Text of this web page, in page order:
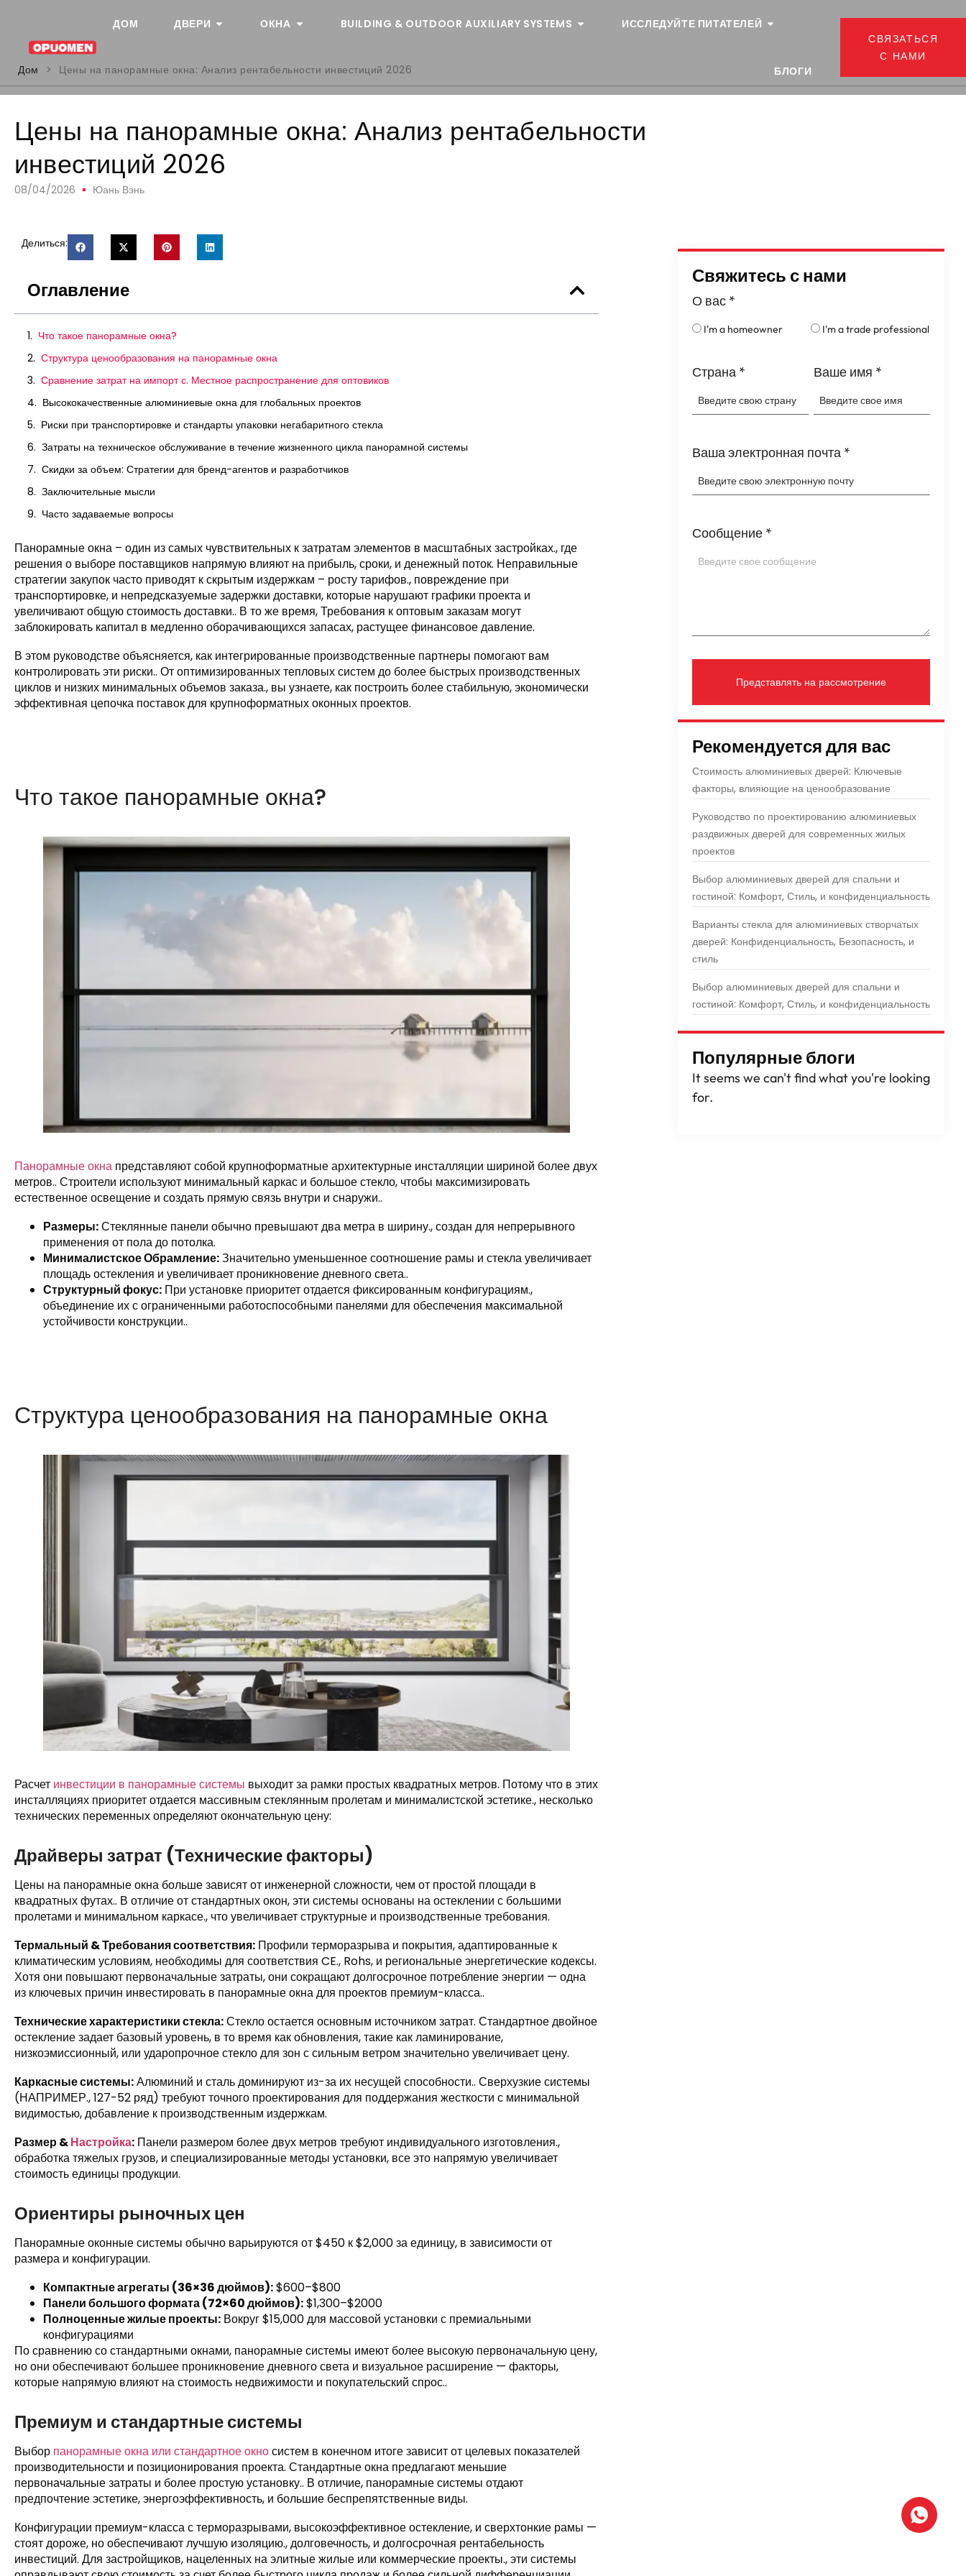
ДОМ ДВЕРИ ОКНА BUILDING & OUTDOOR AUXILIARY SYSTEMS ИССЛЕДУЙТЕ ПИТАТЕЛЕЙ
БЛОГИ
СВЯЗАТЬСЯ
С НАМИ
Дом
> Цены на панорамные окна: Анализ рентабельности инвестиций 2026
Цены на панорамные окна: Анализ рентабельности
инвестиций 2026
08/04/2026 Юань Вэнь
Делиться:
Оглавление
Что такое панорамные окна?
Структура ценообразования на панорамные окна
Сравнение затрат на импорт с. Местное распространение для оптовиков
Высококачественные алюминиевые окна для глобальных проектов
Риски при транспортировке и стандарты упаковки негабаритного стекла
Затраты на техническое обслуживание в течение жизненного цикла панорамной системы
Скидки за объем: Стратегии для бренд-агентов и разработчиков
Заключительные мысли
Часто задаваемые вопросы
Панорамные окна – один из самых чувствительных к затратам элементов в масштабных застройках., где
решения о выборе поставщиков напрямую влияют на прибыль, сроки, и денежный поток. Неправильные
стратегии закупок часто приводят к скрытым издержкам – росту тарифов., повреждение при
транспортировке, и непредсказуемые задержки доставки, которые нарушают графики проекта и
увеличивают общую стоимость доставки.. В то же время, Требования к оптовым заказам могут
заблокировать капитал в медленно оборачивающихся запасах, растущее финансовое давление.
В этом руководстве объясняется, как интегрированные производственные партнеры помогают вам
контролировать эти риски.. От оптимизированных тепловых систем до более быстрых производственных
циклов и низких минимальных объемов заказа., вы узнаете, как построить более стабильную, экономически
эффективная цепочка поставок для крупноформатных оконных проектов.
Что такое панорамные окна?
Панорамные окна представляют собой крупноформатные архитектурные инсталляции шириной более двух
метров.. Строители используют минимальный каркас и большое стекло, чтобы максимизировать
естественное освещение и создать прямую связь внутри и снаружи..
Размеры:Стеклянные панели обычно превышают два метра в ширину., создан для непрерывного
применения от пола до потолка.
Минималистское Обрамление:Значительно уменьшенное соотношение рамы и стекла увеличивает
площадь остекления и увеличивает проникновение дневного света..
Структурный фокус: При установке приоритет отдается фиксированным конфигурациям.,
объединение их с ограниченными работоспособными панелями для обеспечения максимальной
устойчивости конструкции..
Структура ценообразования на панорамные окна
Расчет инвестиции в панорамные системы выходит за рамки простых квадратных метров. Потому что в этих
инсталляциях приоритет отдается массивным стеклянным пролетам и минималистской эстетике., несколько
технических переменных определяют окончательную цену:
Драйверы затрат (Технические факторы)
Цены на панорамные окна больше зависят от инженерной сложности, чем от простой площади в
квадратных футах.. В отличие от стандартных окон, эти системы основаны на остеклении с большими
пролетами и минимальном каркасе., что увеличивает структурные и производственные требования.
Термальный & Требования соответствия: Профили терморазрыва и покрытия, адаптированные к
климатическим условиям, необходимы для соответствия CE., Rohs, и региональные энергетические кодексы.
Хотя они повышают первоначальные затраты, они сокращают долгосрочное потребление энергии — одна
из ключевых причин инвестировать в панорамные окна для проектов премиум-класса..
Технические характеристики стекла:Стекло остается основным источником затрат. Стандартное двойное
остекление задает базовый уровень, в то время как обновления, такие как ламинирование,
низкоэмиссионный, или ударопрочное стекло для зон с сильным ветром значительно увеличивает цену.
Каркасные системы:Алюминий и сталь доминируют из-за их несущей способности.. Сверхузкие системы
(НАПРИМЕР., 127-52 ряд) требуют точного проектирования для поддержания жесткости с минимальной
видимостью, добавление к производственным издержкам.
Размер &Настройка: Панели размером более двух метров требуют индивидуального изготовления.,
обработка тяжелых грузов, и специализированные методы установки, все это напрямую увеличивает
стоимость единицы продукции.
Ориентиры рыночных цен
Панорамные оконные системы обычно варьируются от $450 к $2,000 за единицу, в зависимости от
размера и конфигурации.
Компактные агрегаты (36×36 дюймов):$600–$800
Панели большого формата (72×60 дюймов):$1,300–$2000
Полноценные жилые проекты: Вокруг $15,000 для массовой установки с премиальными
конфигурациями
По сравнению со стандартными окнами, панорамные системы имеют более высокую первоначальную цену,
но они обеспечивают большее проникновение дневного света и визуальное расширение — факторы,
которые напрямую влияют на стоимость недвижимости и покупательский спрос..
Премиум и стандартные системы
Выбор панорамные окна или стандартное окносистем в конечном итоге зависит от целевых показателей
производительности и позиционирования проекта. Стандартные окна предлагают меньшие
первоначальные затраты и более простую установку.. В отличие, панорамные системы отдают
предпочтение эстетике, энергоэффективность, и большие беспрепятственные виды.
Конфигурации премиум-класса с терморазрывами, высокоэффективное остекление, и сверхтонкие рамы —
стоят дороже, но обеспечивают лучшую изоляцию., долговечность, и долгосрочная рентабельность
инвестиций. Для застройщиков, нацеленных на элитные жилые или коммерческие проекты., эти системы
Свяжитесь с нами
О вас *
I'm a homeowner I'm a trade professional
Страна * Ваше имя *
Ваша электронная почта *
Сообщение *
Представлять на рассмотрение
Рекомендуется для вас
Стоимость алюминиевых дверей: Ключевые
факторы, влияющие на ценообразование
Руководство по проектированию алюминиевых
раздвижных дверей для современных жилых
проектов
Выбор алюминиевых дверей для спальни и
гостиной: Комфорт, Стиль, и конфиденциальность
Варианты стекла для алюминиевых створчатых
дверей: Конфиденциальность, Безопасность, и
стиль
Выбор алюминиевых дверей для спальни и
гостиной: Комфорт, Стиль, и конфиденциальность
Популярные блоги
It seems we can't find what you're looking
for.